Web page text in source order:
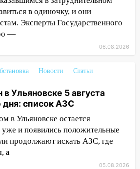
на Рябикова автомобиль
бензин в Ульяновске
опасность
районе утонул
черный коршун
спасатели помогли
на улице
в одиночку, и они
Эксперты Государственного
—
06.08.2026
Новости
Статьи
в Ульяновске 5 августа
дня: список АЗС
в Ульяновске остается
и появились положительные
продолжают искать АЗС, где
а
05.08.2026